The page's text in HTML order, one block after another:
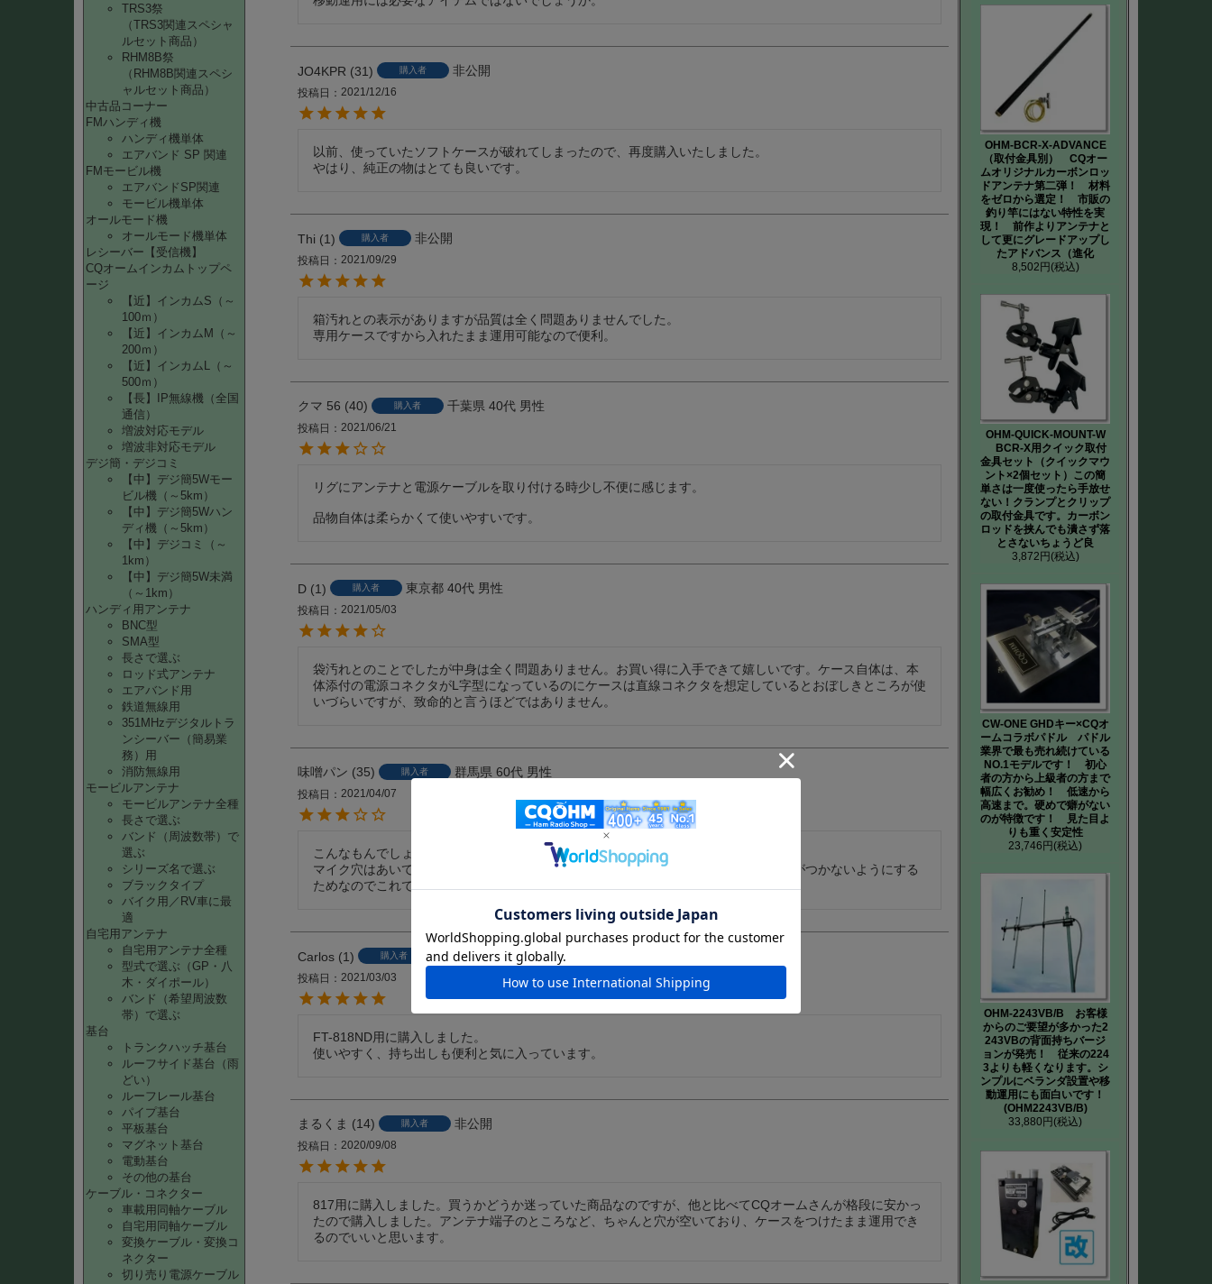
TRS3祭
（TRS3関連スペシャ
ルセット商品）
RHM8B祭
（RHM8B関連スペシ
ャルセット商品）
中古品コーナー
FMハンディ機
ハンディ機単体
エアバンド SP 関連
FMモービル機
エアバンドSP関連
モービル機単体
オールモード機
オールモード機単体
レシーバー【受信機】
CQオームインカムトップペ
ージ
【近】インカムS（～
100ｍ）
【近】インカムM（～
200ｍ）
【近】インカムL（～
500ｍ）
【長】IP無線機（全国
通信）
増波対応モデル
増波非対応モデル
デジ簡・デジコミ
【中】デジ簡5Wモー
ビル機（～5km）
【中】デジ簡5Wハン
ディ機（～5km）
【中】デジコミ（～
1km）
【中】デジ簡5W未満
（～1km）
ハンディ用アンテナ
BNC型
SMA型
長さで選ぶ
ロッド式アンテナ
エアバンド用
鉄道無線用
351MHzデジタルトラ
ンシーバー（簡易業
務）用
消防無線用
モービルアンテナ
モービルアンテナ全種
長さで選ぶ
バンド（周波数帯）で
選ぶ
シリーズ名で選ぶ
ブラックタイプ
バイク用／RV車に最
適
自宅用アンテナ
自宅用アンテナ全種
型式で選ぶ（GP・八
木・ダイポール）
バンド（希望周波数
帯）で選ぶ
基台
トランクハッチ基台
ルーフサイド基台（雨
どい）
ルーフレール基台
パイプ基台
平板基台
マグネット基台
電動基台
その他の基台
ケーブル・コネクター
車載用同軸ケーブル
自宅用同軸ケーブル
変換ケーブル・変換コ
ネクター
切り売り電源ケーブル
JO4KPR 31 購入者 非公開
投稿日 2021/12/16
以前、使っていたソフトケースが破れてしまったので、再度購入いたしました。
やはり、純正の物はとても良いです。
Thi 1 購入者 非公開
投稿日 2021/09/29
箱汚れとの表示がありますが品質は全く問題ありませんでした。
専用ケースですから入れたまま運用可能なので便利。
クマ 56 40 購入者 千葉県 40代 男性
投稿日 2021/06/21
リグにアンテナと電源ケーブルを取り付ける時少し不便に感じます。
品物自体は柔らかくて使いやすいです。
D 1 購入者 東京都 40代 男性
投稿日 2021/05/03
袋汚れとのことでしたが中身は全く問題ありません。お買い得に入手できて嬉しいです。ケース自体は、本
体添付の電源コネクタがL字型になっているのにケースは直線コネクタを想定しているとおぼしきところが使
いづらいですが、致命的と言うほどではありません。
味噌パン 35 購入者 群馬県 60代 男性
投稿日 2021/04/07
こんなもんでしょう。
マイク穴はあいていたが底はジャック部は切った。きれいに切れなかった。本体に傷がつかないようにする
ためなのでこれで十分かな。しかしもう少し工夫が欲しかった。
Carlos 1 購入者 非公開
投稿日 2021/03/03
FT-818ND用に購入しました。
使いやすく、持ち出しも便利と気に入っています。
まるくま 14 購入者 非公開
投稿日 2020/09/08
817用に購入しました。買うかどうか迷っていた商品なのですが、他と比べてCQオームさんが格段に安かっ
たので購入しました。アンテナ端子のところなど、ちゃんと穴が空いており、ケースをつけたまま運用でき
るのでいいと思います。
OHM-BCR-X-ADVANCE
（取付金具別） CQオー
ムオリジナルカーボンロッ
ドアンテナ第二弾！ 材料
をゼロから選定！ 市販の
釣り竿にはない特性を実
現！ 前作よりアンテナと
して更にグレードアップし
たアドバンス（進化
8,502円(税込)
OHM-QUICK-MOUNT-W
BCR-X用クイック取付
金具セット（クイックマウ
ント×2個セット）この簡
単さは一度使ったら手放せ
ない！クランプとクリップ
の取付金具です。カーボン
ロッドを挟んでも潰さず落
とさないちょうど良
3,872円(税込)
CW-ONE GHDキー×CQオ
ームコラボパドル パドル
業界で最も売れ続けている
NO.1モデルです！ 初心
者の方から上級者の方まで
幅広くお勧め！ 低速から
高速まで。硬めで癖がない
のが特徴です！ 見た目よ
りも重く安定性
23,746円(税込)
OHM-2243VB/B お客様
からのご要望が多かった2
243VBの背面持ちバージ
ョンが発売！ 従来の224
3よりも軽くなります。シ
ンプルにベランダ設置や移
動運用にも面白いです！
(OHM2243VB/B)
33,880円(税込)